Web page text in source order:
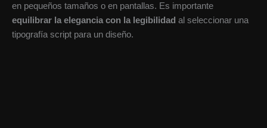
en pequeños tamaños o en pantallas. Es importante
equilibrar la elegancia con la legibilidad al seleccionar una
tipografía script para un diseño.